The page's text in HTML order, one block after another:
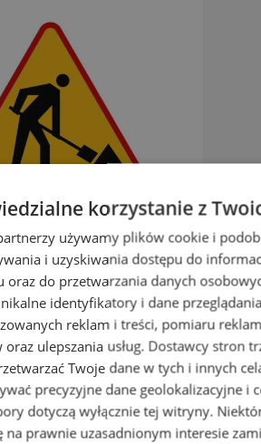
wojewódzkiej nr 925
korzystanie z
używamy plików cookie i
i uzyskiwania dostępu do
oraz do przetwarzania danych
identyfikatory i dane
reklam i treści, pomiaru
ulepszania usług. Dostawcy stron
Twoje dane w tych i innych
precyzyjne dane geolokalizacyjne i
dotyczą wyłącznie tej witryny.
na prawnie uzasadnionym interesie